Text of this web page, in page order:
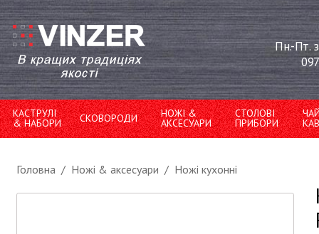
Пн.-Пт.
КАСТРУЛІ
& НАБОРИ СКОВОРОДИ НОЖІ &
АКСЕСУАРИ
СТОЛОВІ
ПРИБОРИ
Головна / Ножі & аксесуари / Ножі кухонні